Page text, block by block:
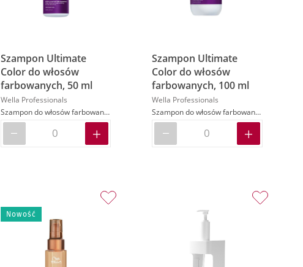
Szampon Ultimate
Color do włosów
farbowanych, 50 ml
Wella Professionals
Szampon do włosów farbowanych
Szampon Ultimate
Color do włosów
farbowanych, 100 ml
Wella Professionals
Szampon do włosów farbowanych
Nowość